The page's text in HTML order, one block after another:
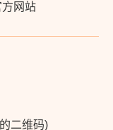
方网站
二维码)